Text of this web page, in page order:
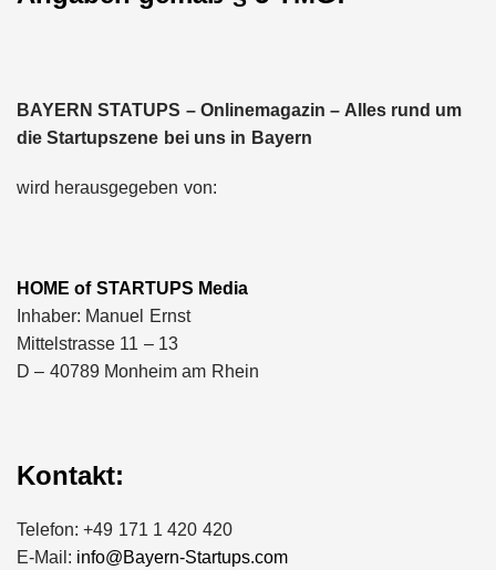
BAYERN STATUPS – Onlinemagazin – Alles rund um
die Startupszene bei uns in Bayern
wird herausgegeben von:
HOME of STARTUPS Media
Inhaber: Manuel Ernst
Mittelstrasse 11 – 13
D – 40789 Monheim am Rhein
Kontakt:
Telefon: +49 171 1 420 420
E-Mail: info@Bayern-Startups.com